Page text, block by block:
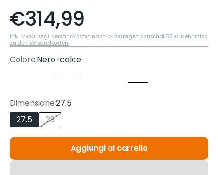
Prezzo scontato
€314,99
inkl. MwSt. zzgl. Versandkosten nach DE betragen pauschal 35 €. Mehr Infos
zu den Versandkosten.
Colore:Nero-calce
Bianco Bianco e nero
Nero-calce
Dimensione:27.5
27.5
29
Aggiungi al carrello